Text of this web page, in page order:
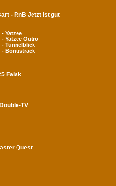
- RnB Jetzt ist gut
- Yatzee
- Yatzee Outro
- Tunnelblick
- Bonustrack
Falak
TV
Quest